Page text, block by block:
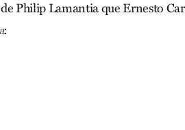
Philip Lamantia que Ernesto
: